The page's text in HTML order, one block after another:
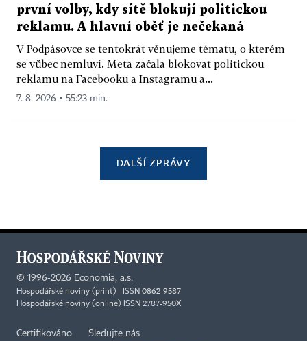
první volby, kdy sítě blokují politickou
reklamu. A hlavní oběť je nečekaná
V Podpásovce se tentokrát věnujeme tématu, o kterém
se vůbec nemluví. Meta začala blokovat politickou
reklamu na Facebooku a Instagramu a...
7. 8. 2026 ▪ 55:23 min.
DALŠÍ ZPRÁVY
© 1996-2026 Economia, a.s.
Hospodářské noviny (print) ISSN 0862-9587
Hospodářské noviny (online) ISSN 2787-950X
Certifikováno Sledujte nás